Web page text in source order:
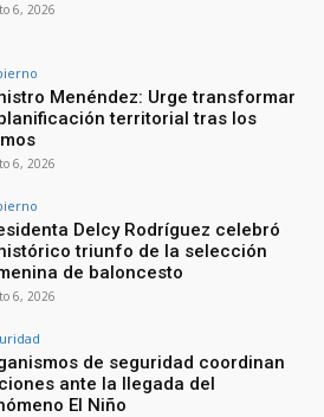
6, 2026
Menéndez: Urge transformar
territorial tras los
6, 2026
Delcy Rodríguez celebró
triunfo de la selección
de baloncesto
6, 2026
de seguridad coordinan
ante la llegada del
El Niño